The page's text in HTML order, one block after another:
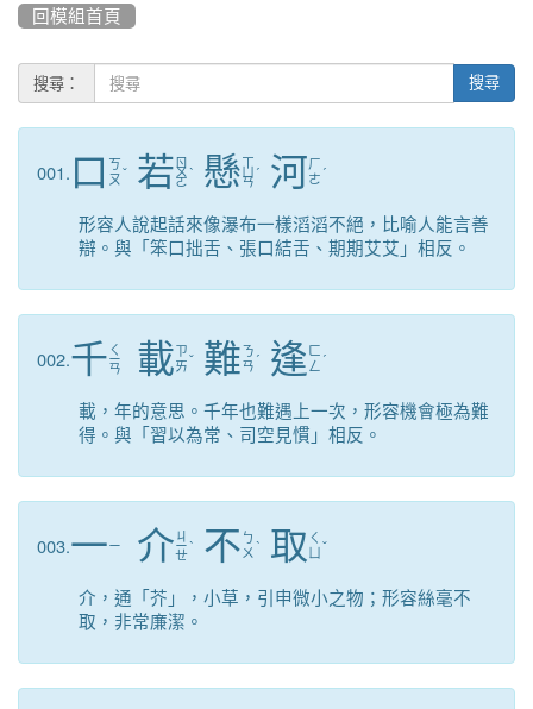
回模組首頁
搜尋： 搜尋
001. 口 ㄎ
ㄡˇ 若 ㄖ
ㄨ
ㄛ
ˋ 懸ㄒ
ㄩ
ㄢ
ˊ 河ㄏ
ㄜ ˊ
形容人說起話來像瀑布一樣滔滔不絕，比喻人能言善
辯。與「笨口拙舌、張口結舌、期期艾艾」相反。
002.千 ㄑ
ㄧ
ㄢ 載ㄗ
ㄞˇ 難ㄋ
ㄢ ˊ 逢 ㄈ
ㄥ ˊ
載，年的意思。千年也難遇上一次，形容機會極為難
得。與「習以為常、司空見慣」相反。
003.一ㄧ 介 ㄐ
ㄧ
ㄝ
ˋ 不 ㄅ
ㄨ ˋ 取 ㄑ
ˇ
介，通「芥」，小草，引申微小之物；形容絲毫不
取，非常廉潔。